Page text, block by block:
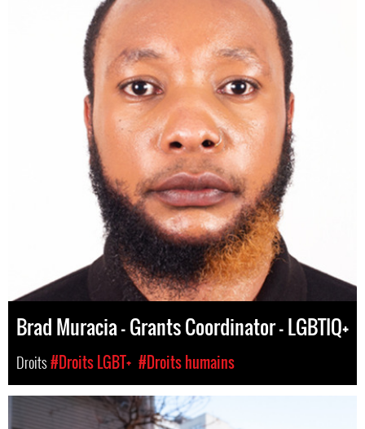
Brad Muracia - Grants Coordinator - LGBTIQ+
Droits#Droits LGBT+ #Droits humains